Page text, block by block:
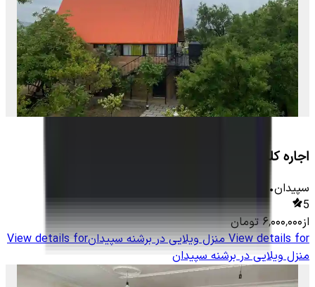
اجاره کلبه سوئیسی در جورگ
سپیدان•
5
از۶٬۰۰۰٬۰۰۰ تومان
View details for منزل ویلایی در برشنه سپیدانView details for
منزل ویلایی در برشنه سپیدان